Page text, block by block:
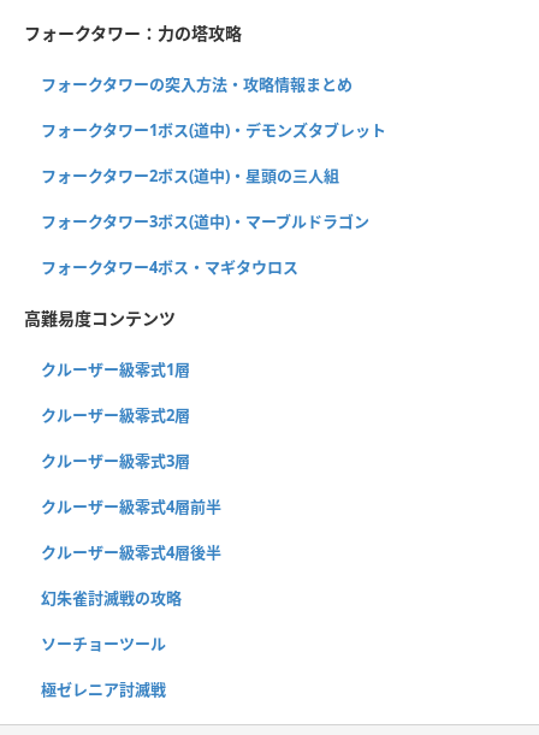
フォークタワー：力の塔攻略
フォークタワーの突入方法・攻略情報まとめ
フォークタワー1ボス(道中)・デモンズタブレット
フォークタワー2ボス(道中)・星頭の三人組
フォークタワー3ボス(道中)・マーブルドラゴン
フォークタワー4ボス・マギタウロス
高難易度コンテンツ
クルーザー級零式1層
クルーザー級零式2層
クルーザー級零式3層
クルーザー級零式4層前半
クルーザー級零式4層後半
幻朱雀討滅戦の攻略
ソーチョーツール
極ゼレニア討滅戦